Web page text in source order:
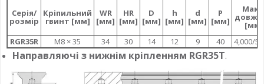
Серія/
розмір
Кріпильний
гвинт [мм]
WR
[мм]
HR
[мм]
D
[мм]
h
[мм]
d
[мм]
P
[мм]
[мм]
RGR35R
M8 × 35 34 30 14 12 9 40 4,000/
Направляючі з нижнім кріпленням RGR35T.